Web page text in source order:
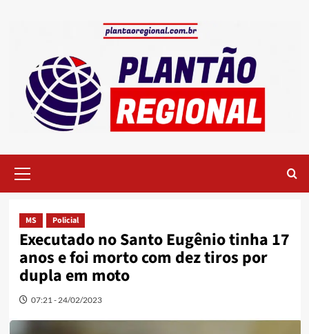
Menu
MS Policial
Executado no Santo Eugênio tinha 17
anos e foi morto com dez tiros por
dupla em moto
07:21 - 24/02/2023